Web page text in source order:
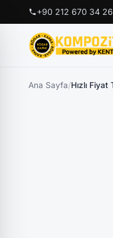
+90 212 670 34 26
Ana Sayfa/Hızlı Fiyat